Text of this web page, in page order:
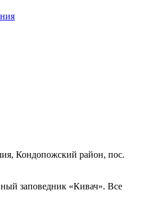
Кондопожский район, пос.
заповедник «Кивач». Все